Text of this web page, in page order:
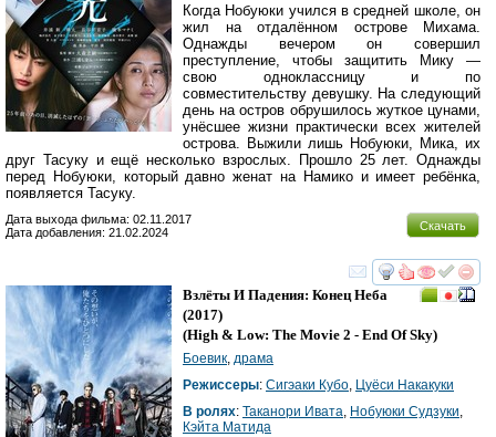
Когда Нобуюки учился в средней школе, он
жил на отдалённом острове Михама.
Однажды вечером он совершил
преступление, чтобы защитить Мику —
свою одноклассницу и по
совместительству девушку. На следующий
день на остров обрушилось жуткое цунами,
унёсшее жизни практически всех жителей
острова. Выжили лишь Нобуюки, Мика, их
друг Тасуку и ещё несколько взрослых. Прошло 25 лет. Однажды
перед Нобуюки, который давно женат на Намико и имеет ребёнка,
появляется Тасуку.
Скачать
Дата выхода фильма: 02.11.2017
Дата добавления: 21.02.2024
смотреть
Взлёты И Падения: Конец Неба
(2017)
(High & Low: The Movie 2 - End Of Sky)
Боевик, драма
Режиссеры: Сигэаки Кубо, Цуёси Накакуки
В ролях: Таканори Ивата, Нобуюки Судзуки,
Кэйта Матида